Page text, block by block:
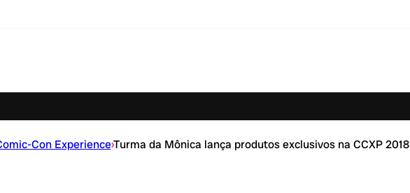
Con Experience›Turma da Mônica lança produtos exclusivos na CCXP 2018